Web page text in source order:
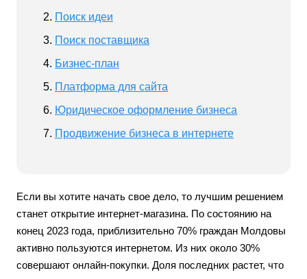
Поиск идеи
Поиск поставщика
Бизнес-план
Платформа для сайта
Юридическое оформление бизнеса
Продвижение бизнеса в интернете
Если вы хотите начать свое дело, то лучшим решением
станет открытие интернет-магазина. По состоянию на
конец 2023 года, приблизительно 70% граждан Молдовы
активно пользуются интернетом. Из них около 30%
совершают онлайн-покупки. Доля последних растет, что